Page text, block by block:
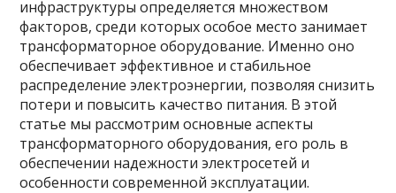
инфраструктуры определяется множеством
факторов, среди которых особое место занимает
трансформаторное оборудование. Именно оно
обеспечивает эффективное и стабильное
распределение электроэнергии, позволяя снизить
потери и повысить качество питания. В этой
статье мы рассмотрим основные аспекты
трансформаторного оборудования, его роль в
обеспечении надежности электросетей и
особенности современной эксплуатации.